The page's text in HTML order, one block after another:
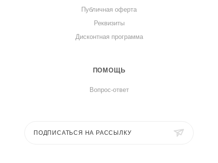
Публичная оферта
Реквизиты
Дисконтная программа
ПОМОЩЬ
Вопрос-ответ
ПОДПИСАТЬСЯ НА РАССЫЛКУ